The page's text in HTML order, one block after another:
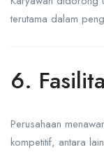
terutama dalam
6.
Perusahaan
kompetitif, antara